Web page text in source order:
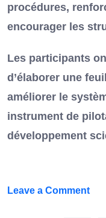
procédures,
encourager les
Les participants
d’élaborer une
améliorer le
instrument de
développement
Leave a Commenton